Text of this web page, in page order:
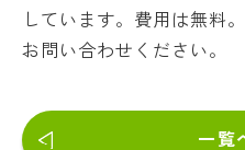
しています。費用は無料
お問い合わせください。
一覧